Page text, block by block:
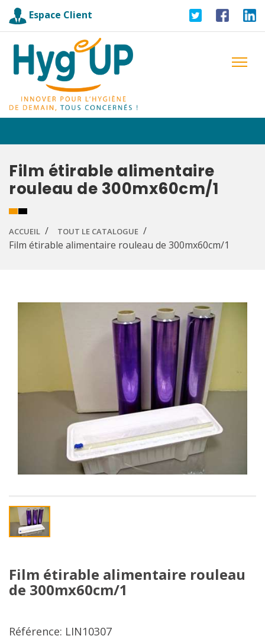
Espace Client
Film étirable alimentaire
rouleau de 300mx60cm/1
ACCUEIL TOUT LE CATALOGUE
Film étirable alimentaire rouleau de 300mx60cm/1
Film étirable alimentaire rouleau
de 300mx60cm/1
Référence: LIN10307